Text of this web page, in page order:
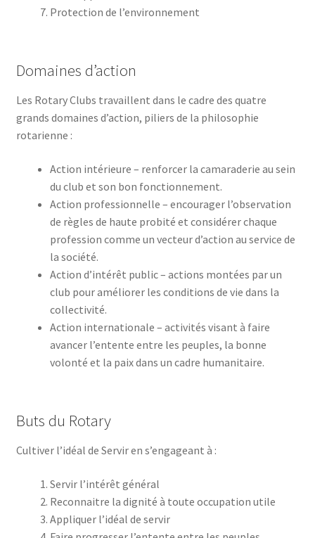
Protection de l’environnement
Domaines d’action
Les Rotary Clubs travaillent dans le cadre des quatre
grands domaines d’action, piliers de la philosophie
rotarienne :
Action intérieure – renforcer la camaraderie au sein
du club et son bon fonctionnement.
Action professionnelle – encourager l’observation
de règles de haute probité et considérer chaque
profession comme un vecteur d’action au service de
la société.
Action d’intérêt public – actions montées par un
club pour améliorer les conditions de vie dans la
collectivité.
Action internationale – activités visant à faire
avancer l’entente entre les peuples, la bonne
volonté et la paix dans un cadre humanitaire.
Buts du Rotary
Cultiver l’idéal de Servir en s’engageant à :
Servir l’intérêt général
Reconnaitre la dignité à toute occupation utile
Appliquer l’idéal de servir